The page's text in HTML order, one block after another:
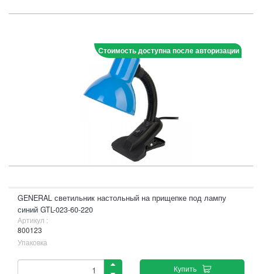
Стоимость доступна после авторизации
GENERAL светильник настольный на прищепке под лампу
синий GTL-023-60-220
Артикул :
800123
Упаковка
Купить